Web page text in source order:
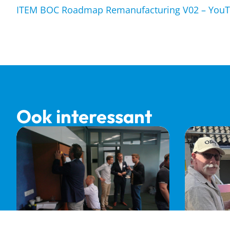
ITEM BOC Roadmap Remanufacturing V02 –
Ook interessant